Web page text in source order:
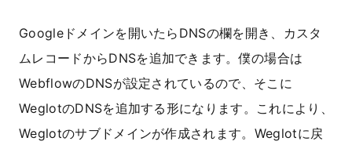
Googleドメインを開いたらDNSの欄を開き、カスタ
ムレコードからDNSを追加できます。僕の場合は
WebflowのDNSが設定されているので、そこに
WeglotのDNSを追加する形になります。これにより、
Weglotのサブドメインが作成されます。Weglotに戻